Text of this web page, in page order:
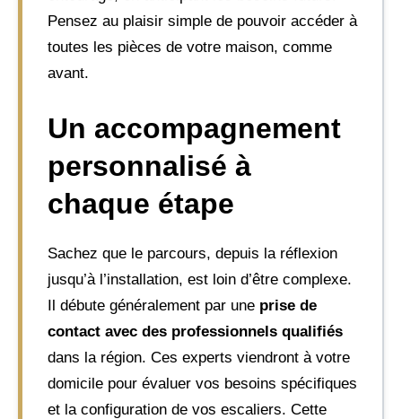
Pensez au plaisir simple de pouvoir accéder à
toutes les pièces de votre maison, comme
avant.
Un accompagnement
personnalisé à
chaque étape
Sachez que le parcours, depuis la réflexion
jusqu’à l’installation, est loin d’être complexe.
Il débute généralement par une prise de
contact avec des professionnels qualifiés
dans la région. Ces experts viendront à votre
domicile pour évaluer vos besoins spécifiques
et la configuration de vos escaliers. Cette